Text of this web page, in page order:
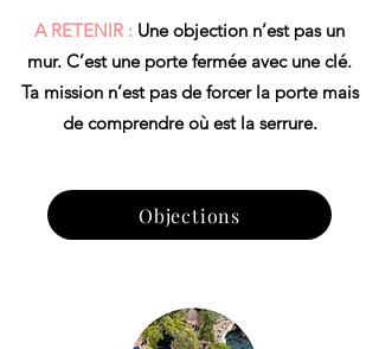
A RETENIR : Une objection n’est pas un
mur. C’est une porte fermée avec une clé.
Ta mission n’est pas de forcer la porte mais
de comprendre où est la serrure.
Objections